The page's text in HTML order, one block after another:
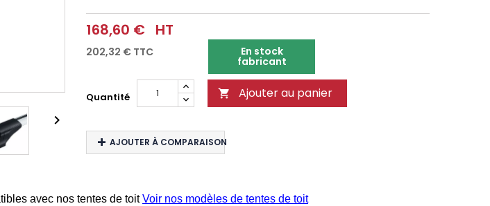

168,60 € HT
202,32 € TTC En stock
fabricant
Quantité  Ajouter au panier
AJOUTER À COMPARAISON
avec nos tentes de toitVoir nos modèles de tentes de toit